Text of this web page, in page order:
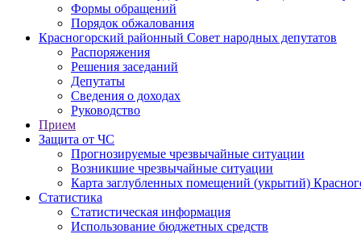
Формы обращений
Порядок обжалования
Красногорский районный Совет народных депутатов
Распоряжения
Решения заседаний
Депутаты
Сведения о доходах
Руководство
Прием
Защита от ЧС
Прогнозируемые чрезвычайные ситуации
Возникшие чрезвычайные ситуации
Карта заглубленных помещений (укрытий)
Статистика
Статистическая информация
Использование бюджетных средств